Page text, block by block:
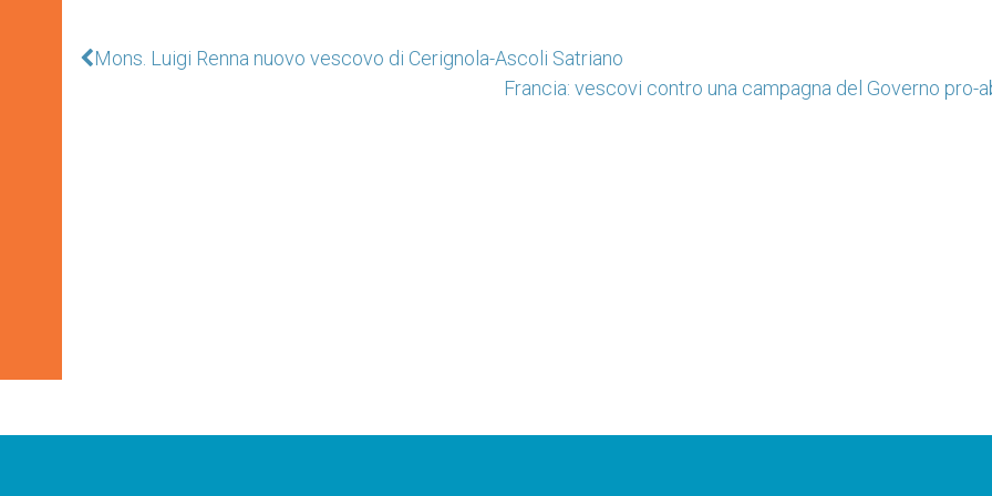
Mons. Luigi Renna nuovo vescovo di Cerignola-Ascoli Satriano
Francia: vescovi contro una campagna del Governo pro-